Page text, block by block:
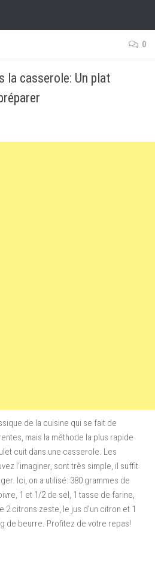
0
la casserole: Un plat
de la cuisine qui se fait de
mais la méthode la plus rapide
cuit dans une casserole. Les
l’imaginer, sont très simple, il suffit
Ici, on a utilisé: 380 grammes de
1 et 1/2 de sel, 1 tasse de farine,
citrons zeste, le jus d’un citron et 1
de beurre. Profitez de votre repas!